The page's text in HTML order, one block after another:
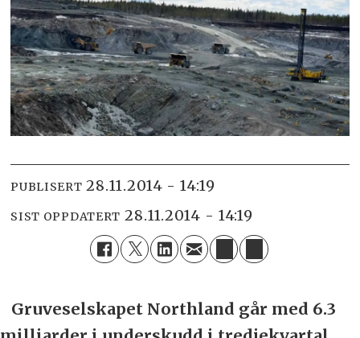
PUBLISERT 28.11.2014 - 14:19
SIST OPPDATERT 28.11.2014 - 14:19
Gruveselskapet Northland går med 6.3